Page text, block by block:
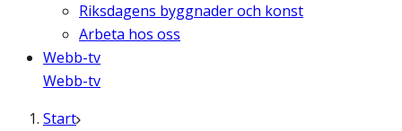
Riksdagens byggnader och konst
Arbeta hos oss
Webb-tv
Webb-tv
Start